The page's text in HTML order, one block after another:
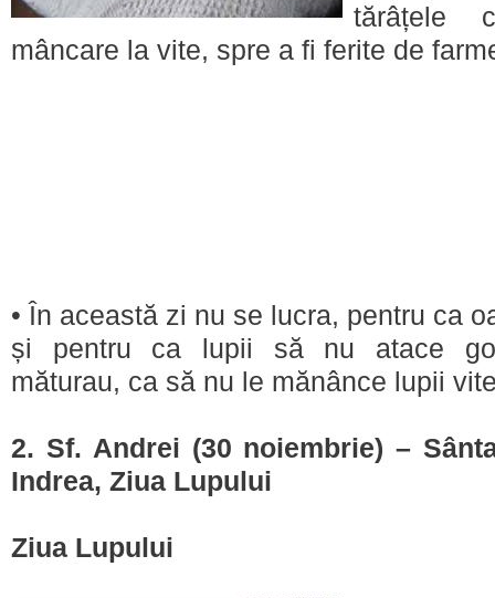
tărâțele
mâncare la vite, spre a fi ferite de
• În această zi nu se lucra, pentru ca
și pentru ca lupii să nu atace
măturau, ca să nu le mănânce lupii
2. Sf. Andrei (30 noiembrie) –
Indrea, Ziua Lupului
Ziua Lupului